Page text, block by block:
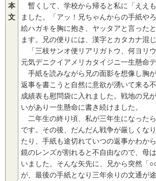
本
文
暫くして、学校から帰ると私に「ええ
ました。「アッ！兄ちゃんからの手紙や
絵ハガキを胸に抱き、ヤッタアと言った
ます。兄の便りには、漢字とカタカナ混
「三枝サンオ便リアリガトウ、何ヨリ
元気デニクイアメリカタイジニ一生懸命
手紙を読みながら兄の面影を想像し胸
返事を書こうと自然に意欲が湧いて来る
成績表も慰問袋に入れました。戦地の兄
いがあり一生懸命に書き続けました。
二年生の終り頃、私が三年生になった
です。その後、だんだん戦争が厳しくな
たり、手紙も途切れていつの返事かわか
鏡のレンズが割れると不自由なので、母
いました。そんな矢先に、兄から突然「
が、最後の手紙となり三年余りの文通が